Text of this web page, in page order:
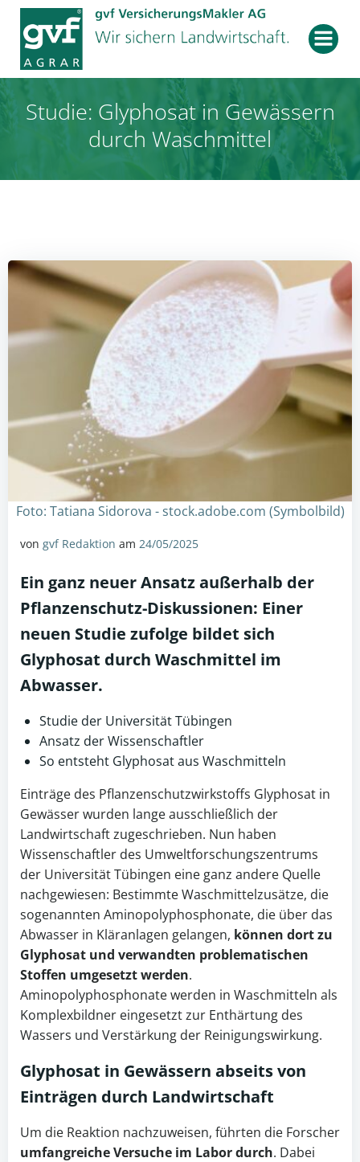
Zum
Inhalt
springen
Studie: Glyphosat in Gewässern
durch Waschmittel
Foto: Tatiana Sidorova - stock.adobe.com (Symbolbild)
von gvf Redaktion am 24/05/2025
Ein ganz neuer Ansatz außerhalb der
Pflanzenschutz-Diskussionen: Einer
neuen Studie zufolge bildet sich
Glyphosat durch Waschmittel im
Abwasser.
Studie der Universität Tübingen
Ansatz der Wissenschaftler
So entsteht Glyphosat aus Waschmitteln
Einträge des Pflanzenschutzwirkstoffs Glyphosat in
Gewässer wurden lange ausschließlich der
Landwirtschaft zugeschrieben. Nun haben
Wissenschaftler des Umweltforschungszentrums
der Universität Tübingen eine ganz andere Quelle
nachgewiesen: Bestimmte Waschmittelzusätze, die
sogenannten Aminopolyphosphonate, die über das
Abwasser in Kläranlagen gelangen, können dort zu
Glyphosat und verwandten problematischen
Stoffen umgesetzt werden.
Aminopolyphosphonate werden in Waschmitteln als
Komplexbildner eingesetzt zur Enthärtung des
Wassers und Verstärkung der Reinigungswirkung.
Glyphosat in Gewässern abseits von
Einträgen durch Landwirtschaft
Um die Reaktion nachzuweisen, führten die Forscher
umfangreiche Versuche im Labor durch. Dabei